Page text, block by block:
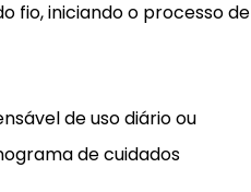
fio, iniciando o processo de
de uso diário ou
de cuidados